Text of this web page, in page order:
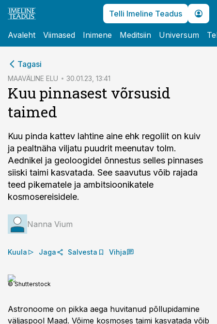
Telli Imeline Teadus
Avaleht Viimased Inimene Meditsiin Universum
Tagasi
MAAVÄLINE ELU 30.01.23, 13:41
Kuu pinnasest võrsusid
taimed
Kuu pinda kattev lahtine aine ehk regoliit on kuiv
ja pealtnäha viljatu puudrit meenutav tolm.
Aednikel ja geoloogidel õnnestus selles pinnases
siiski taimi kasvatada. See saavutus võib rajada
teed pikematele ja ambitsioonikatele
kosmosereisidele.
Nanna Vium
Kuula Jaga Salvesta Vihja
© Shutterstock
Astronoome on pikka aega huvitanud põllupidamine
väljaspool Maad. Võime kosmoses taimi kasvatada võib